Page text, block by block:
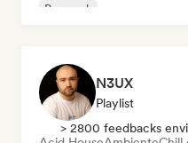
Pop rock
N3UX
Playlist
> 2800 feedbacks